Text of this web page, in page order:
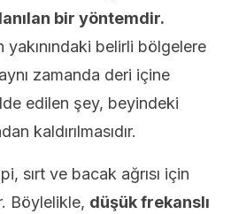
bir yöntemdir.
yakınındaki belirli bölgelere
zamanda deri içine
edilen şey, beyindeki
kaldırılmasıdır.
sırt ve bacak ağrısı için
Böylelikle, düşük frekanslı